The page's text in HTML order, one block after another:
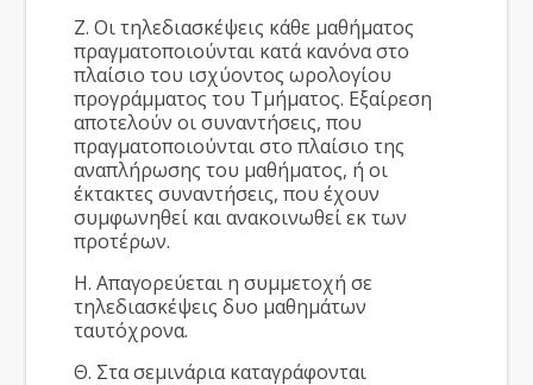
Ζ. Οι τηλεδιασκέψεις κάθε μαθήματος
πραγματοποιούνται κατά κανόνα στο
πλαίσιο του ισχύοντος ωρολογίου
προγράμματος του Τμήματος. Εξαίρεση
αποτελούν οι συναντήσεις, που
πραγματοποιούνται στο πλαίσιο της
αναπλήρωσης του μαθήματος, ή οι
έκτακτες συναντήσεις, που έχουν
συμφωνηθεί και ανακοινωθεί εκ των
προτέρων.
Η. Απαγορεύεται η συμμετοχή σε
τηλεδιασκέψεις δυο μαθημάτων
ταυτόχρονα.
Θ. Στα σεμινάρια καταγράφονται